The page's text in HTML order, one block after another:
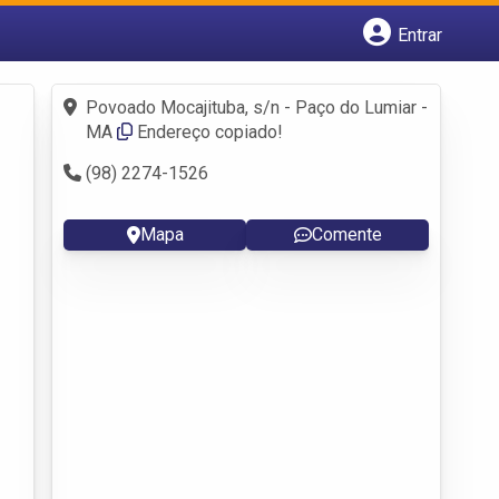
Entrar
Fazer login
Criar conta
Povoado Mocajituba, s/n - Paço do Lumiar -
MA
Endereço copiado!
(98) 2274-1526
Mapa Comente